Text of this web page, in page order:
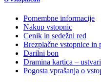
Pomembne informacije
Nakup vstopnic
Cenik in sedežni red
Brezplačne vstopnice in
Darilni bon
Dramina kartica –
Pogosta vprašanja o